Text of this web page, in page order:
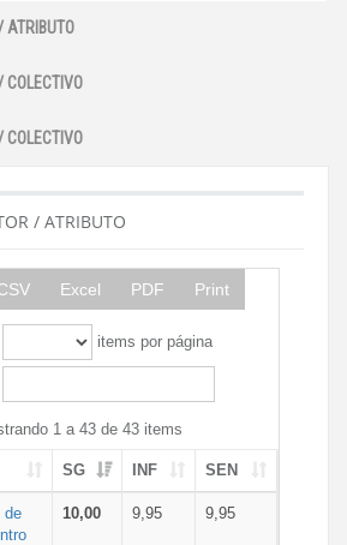
ATRIBUTO
COLECTIVO
COLECTIVO
/ ATRIBUTO
Excel PDF Print
items por página
1 a 43 de 43 items
SG INF SEN
de
10,00 9,95 9,95